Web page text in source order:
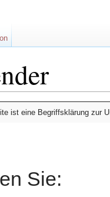
ist eine Begriffsklärung zur
Sie: